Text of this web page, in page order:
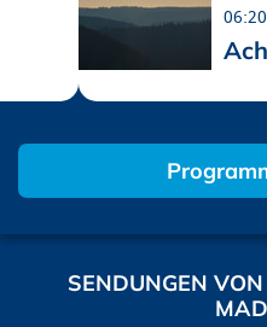
06:20
SENDUNGEN